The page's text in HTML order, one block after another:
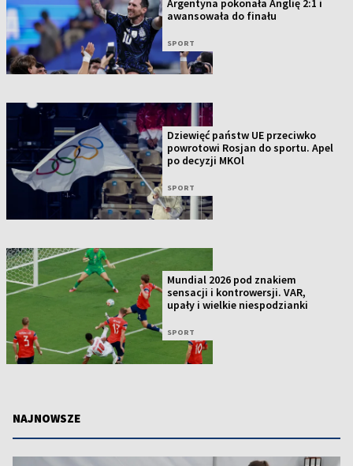
Argentyna pokonała Anglię 2:1 i
awansowała do finału
SPORT
Dziewięć państw UE przeciwko
powrotowi Rosjan do sportu. Apel
po decyzji MKOl
SPORT
Mundial 2026 pod znakiem
sensacji i kontrowersji. VAR,
upały i wielkie niespodzianki
SPORT
NAJNOWSZE